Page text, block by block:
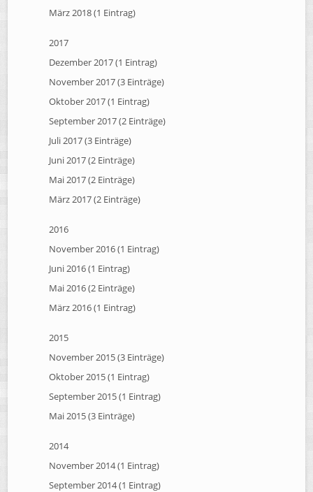
März 2018 (1 Eintrag)
2017
Dezember 2017 (1 Eintrag)
November 2017 (3 Einträge)
Oktober 2017 (1 Eintrag)
September 2017 (2 Einträge)
Juli 2017 (3 Einträge)
Juni 2017 (2 Einträge)
Mai 2017 (2 Einträge)
März 2017 (2 Einträge)
2016
November 2016 (1 Eintrag)
Juni 2016 (1 Eintrag)
Mai 2016 (2 Einträge)
März 2016 (1 Eintrag)
2015
November 2015 (3 Einträge)
Oktober 2015 (1 Eintrag)
September 2015 (1 Eintrag)
Mai 2015 (3 Einträge)
2014
November 2014 (1 Eintrag)
September 2014 (1 Eintrag)